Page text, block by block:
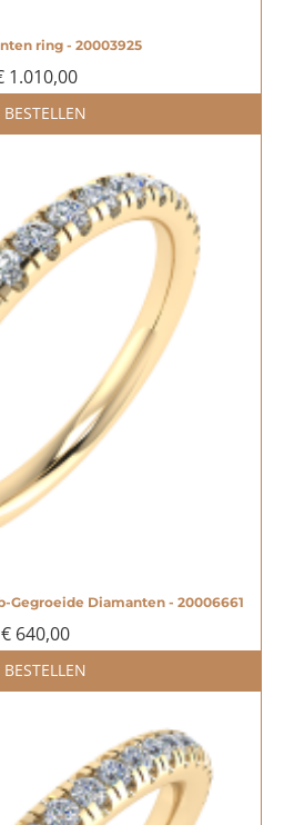
ring - 20003925
1.010,00
BESTELLEN
Gegroeide Diamanten - 20006661
€ 640,00
BESTELLEN